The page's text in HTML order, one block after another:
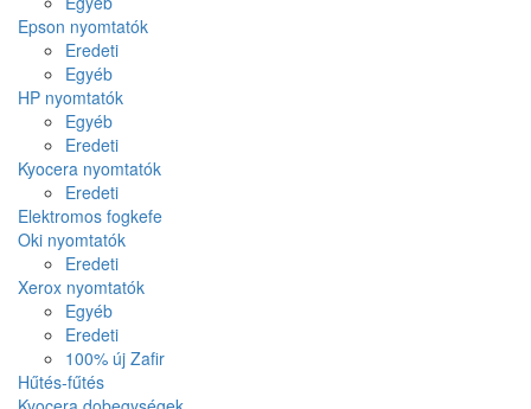
Epson nyomtatók
Eredeti
Egyéb
HP nyomtatók
Egyéb
Eredeti
Kyocera nyomtatók
Eredeti
Elektromos fogkefe
Oki nyomtatók
Eredeti
Xerox nyomtatók
Egyéb
Eredeti
100% új Zafir
Hűtés-fűtés